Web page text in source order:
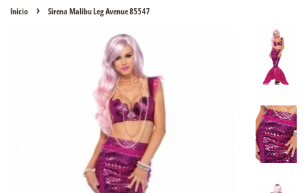
Inicio › Sirena Malibu Leg Avenue 85547